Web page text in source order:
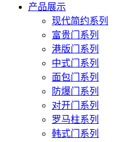
产品展示
现代简约系列
富贵门系列
港版门系列
中式门系列
面包门系列
防爆门系列
对开门系列
罗马柱系列
韩式门系列